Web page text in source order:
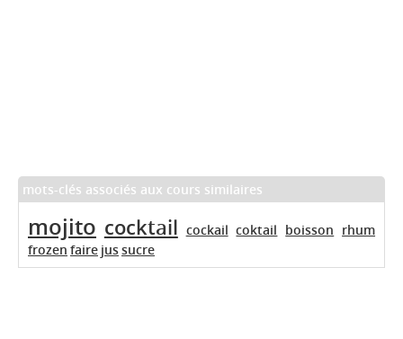
mots-clés associés aux cours similaires
mojito cocktail cockail coktail boisson rhum
frozen faire jussucre